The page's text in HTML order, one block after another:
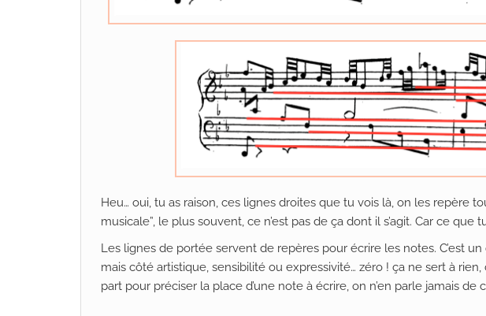
Heu… oui, tu as raison, ces lignes droites que tu vois là, on les repère
musicale”, le plus souvent, ce n’est pas de ça dont il s’agit. Car ce que
Les lignes de portée servent de repères pour écrire les notes. C’est
mais côté artistique, sensibilité ou expressivité… zéro ! ça ne sert à rien,
part pour préciser la place d’une note à écrire, on n’en parle jamais de